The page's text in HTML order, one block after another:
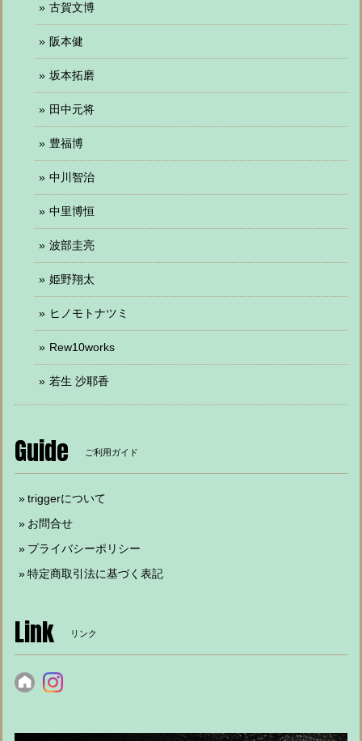
古賀文博
阪本健
坂本拓磨
田中元将
豊福博
中川智治
中里博恒
波部圭亮
姫野翔太
ヒノモトナツミ
Rew10works
若生 沙耶香
Guide ご利用ガイド
triggerについて
お問合せ
プライバシーポリシー
特定商取引法に基づく表記
Link リンク